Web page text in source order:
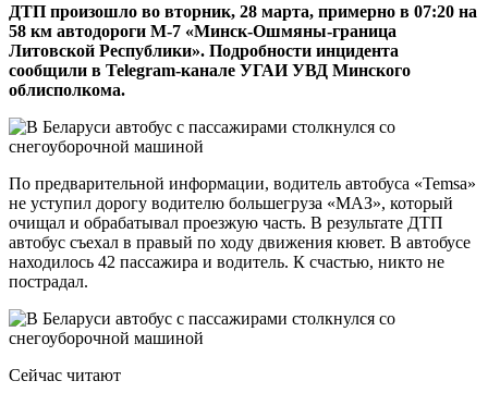
ДТП произошло во вторник, 28 марта, примерно в 07:20 на
58 км автодороги М-7 «Минск-Ошмяны-граница
Литовской Республики». Подробности инцидента
сообщили в Telegram-канале УГАИ УВД Минского
облисполкома.
По предварительной информации, водитель автобуса «Temsa»
не уступил дорогу водителю большегруза «МАЗ», который
очищал и обрабатывал проезжую часть. В результате ДТП
автобус съехал в правый по ходу движения кювет. В автобусе
находилось 42 пассажира и водитель. К счастью, никто не
пострадал.
Сейчас читают